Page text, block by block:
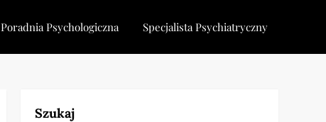
Poradnia Psychologiczna Specjalista Psychiatryczny
Szukaj